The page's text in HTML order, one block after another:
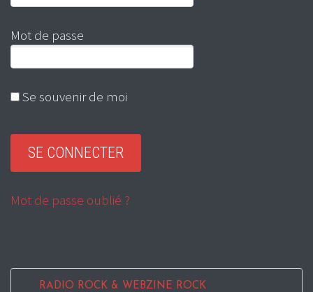
Mot de passe
Se souvenir de moi
Mot de passe oublié ?
RADIO ROCK & WEBZINE ROCK